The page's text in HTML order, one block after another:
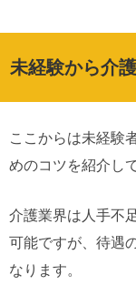
未経験から介
ここからは未経験
めのコツを紹介し
介護業界は人手不
可能ですが、待遇
なります。